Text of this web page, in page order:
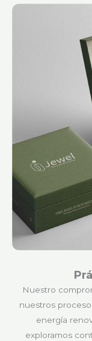
Nuestro
nuestros
energía
exploramos